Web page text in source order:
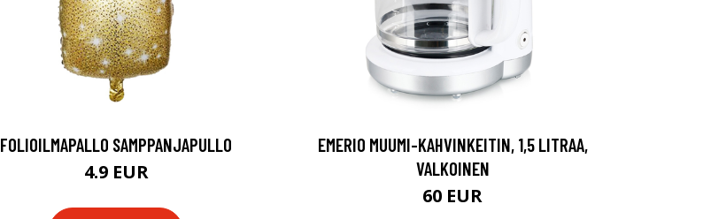
FOLIOILMAPALLO SAMPPANJAPULLO
4.9 EUR
EMERIO MUUMI-KAHVINKEITIN, 1,5 LITRAA,
VALKOINEN
60 EUR